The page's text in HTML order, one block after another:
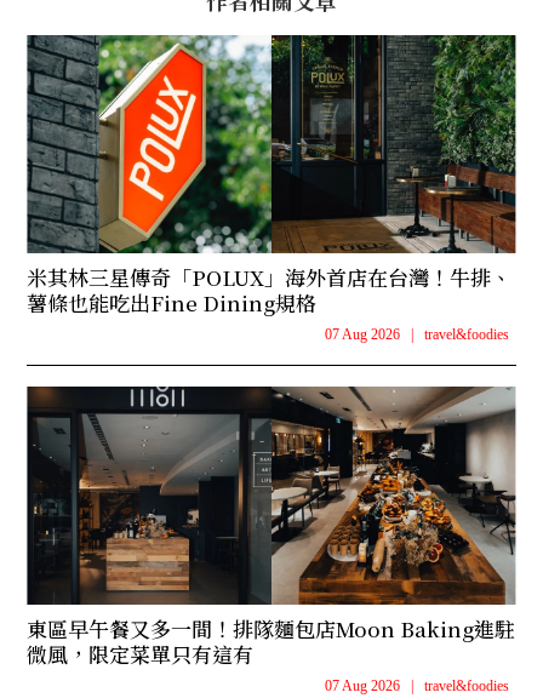
米其林三星傳奇「POLUX」海外首店在台灣！牛排、
薯條也能吃出Fine Dining規格
07 Aug 2026 | travel&foodies
東區早午餐又多一間！排隊麵包店Moon Baking進駐
微風，限定菜單只有這有
07 Aug 2026 | travel&foodies